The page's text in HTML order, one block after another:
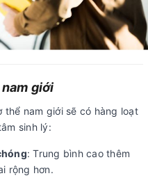
giới
nam giới sẽ có hàng loạt
sinh lý:
: Trung bình cao thêm
rộng hơn.